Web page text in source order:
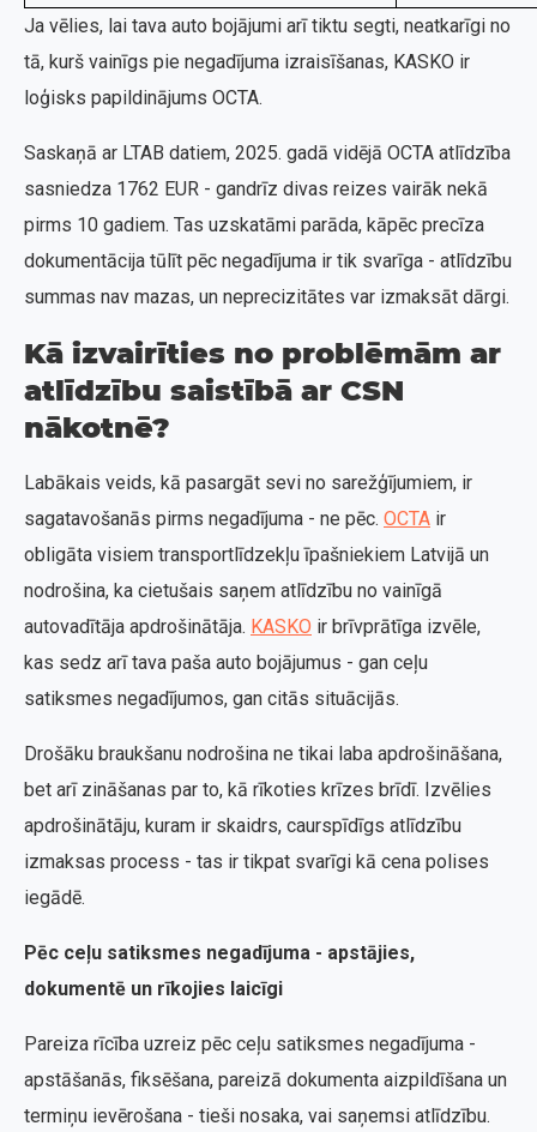
Ja vēlies, lai tava auto bojājumi arī tiktu segti, neatkarīgi no
tā, kurš vainīgs pie negadījuma izraisīšanas, KASKO ir
loģisks papildinājums OCTA.
Saskaņā ar LTAB datiem, 2025. gadā vidējā OCTA atlīdzība
sasniedza 1762 EUR - gandrīz divas reizes vairāk nekā
pirms 10 gadiem. Tas uzskatāmi parāda, kāpēc precīza
dokumentācija tūlīt pēc negadījuma ir tik svarīga - atlīdzību
summas nav mazas, un neprecizitātes var izmaksāt dārgi.
Kā izvairīties no problēmām ar
atlīdzību saistībā ar CSN
nākotnē?
Labākais veids, kā pasargāt sevi no sarežģījumiem, ir
sagatavošanās pirms negadījuma - ne pēc. OCTA ir
obligāta visiem transportlīdzekļu īpašniekiem Latvijā un
nodrošina, ka cietušais saņem atlīdzību no vainīgā
autovadītāja apdrošinātāja. KASKO ir brīvprātīga izvēle,
kas sedz arī tava paša auto bojājumus - gan ceļu
satiksmes negadījumos, gan citās situācijās.
Drošāku braukšanu nodrošina ne tikai laba apdrošināšana,
bet arī zināšanas par to, kā rīkoties krīzes brīdī. Izvēlies
apdrošinātāju, kuram ir skaidrs, caurspīdīgs atlīdzību
izmaksas process - tas ir tikpat svarīgi kā cena polises
iegādē.
Pēc ceļu satiksmes negadījuma - apstājies,
dokumentē un rīkojies laicīgi
Pareiza rīcība uzreiz pēc ceļu satiksmes negadījuma -
apstāšanās, fiksēšana, pareizā dokumenta aizpildīšana un
termiņu ievērošana - tieši nosaka, vai saņemsi atlīdzību.